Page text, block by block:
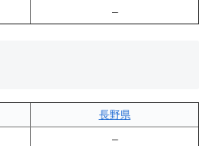
–
長野県
–